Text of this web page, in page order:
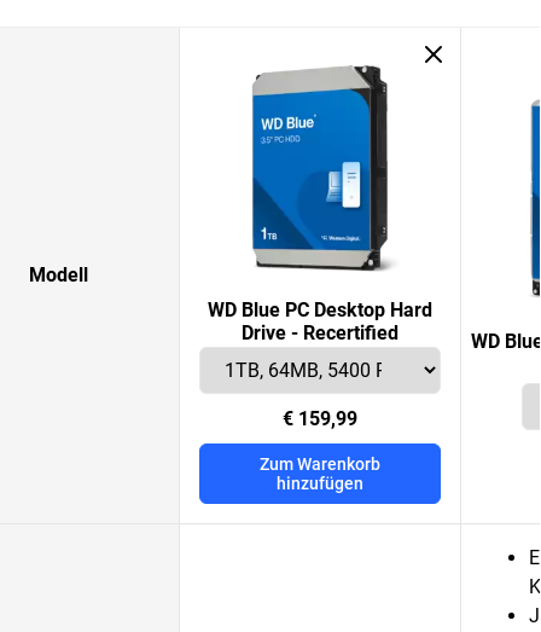
Modell
WD Blue PC Desktop Hard
Drive - Recertified
€ 159,99
Zum Warenkorb
hinzufügen
WD